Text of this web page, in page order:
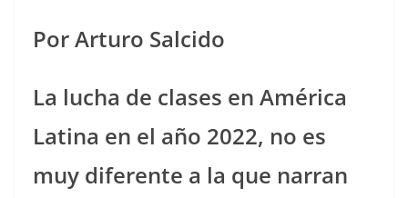
Por Arturo Salcido
La lucha de clases en América
Latina en el año 2022, no es
muy diferente a la que narran